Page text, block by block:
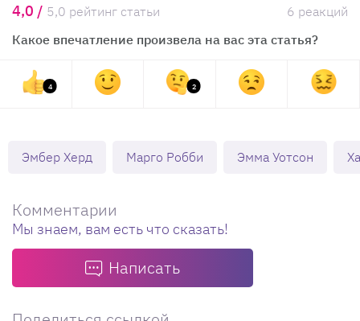
4,0 / 5,0 рейтинг статьи
6 реакций
Какое впечатление произвела на вас эта статья?
4 2
Эмбер Херд Марго Робби Эмма Уотсон
Комментарии
Мы знаем, вам есть что сказать!
Написать